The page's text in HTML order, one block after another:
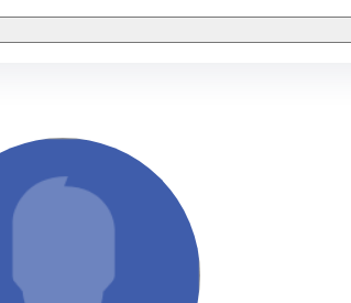
ЕЛЕКТРОННІ КНИГИ
КНИГА В КОМПЛЕКТІ